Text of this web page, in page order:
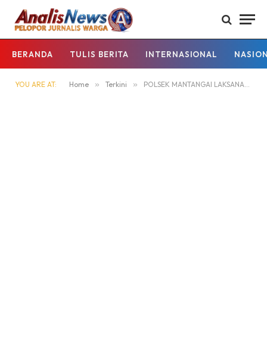
BERANDA TULIS BERITA INTERNASIONAL
YOU ARE AT: Home » Terkini » POLSEK MANTANGAI LAKSANAKAN SOSIALISASI KARHUTLA KEPADA MASYARAKAT KECAMATAN MANTANGAI